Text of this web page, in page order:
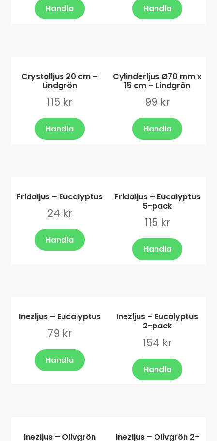
Handla Handla
Crystalljus 20 cm –
Lindgrön
115 kr
Handla
Cylinderljus Ø70 mm x
15 cm – Lindgrön
99 kr
Handla
Fridaljus – Eucalyptus
24 kr
Handla
Fridaljus – Eucalyptus
5-pack
115 kr
Handla
Inezljus – Eucalyptus
79 kr
Handla
Inezljus – Eucalyptus
2-pack
154 kr
Handla
Inezljus – Olivgrön
Inezljus – Olivgrön 2-